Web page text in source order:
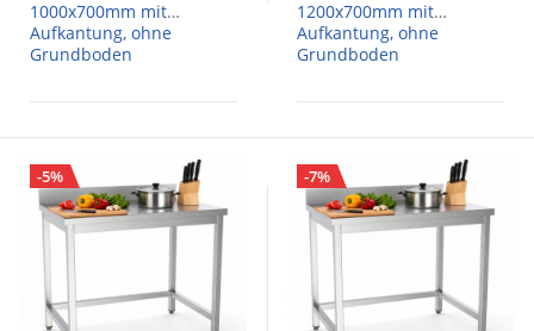
1000x700mm mit
Aufkantung, ohne
Grundboden
1200x700mm mit
Aufkantung, ohne
Grundboden
-5% -7%